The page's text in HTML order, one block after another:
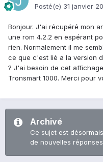
Posté(e) 31 janvier
Bonjour. J'ai récupéré mon
une rom 4.2.2 en espérant
rien. Normalement il me
ce que c'est lié a la version
? J'ai besoin de cet
Tronsmart 1000. Merci pour
Archivé
Ce sujet est
de nouvelles